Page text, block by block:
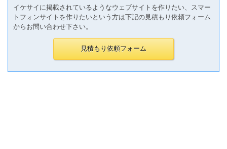
イケサイに掲載されているようなウェブサイトを作りたい、スマー
トフォンサイトを作りたいという方は下記の見積もり依頼フォーム
からお問い合わせ下さい。